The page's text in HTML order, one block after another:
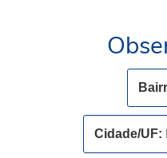
Cidade/UF: